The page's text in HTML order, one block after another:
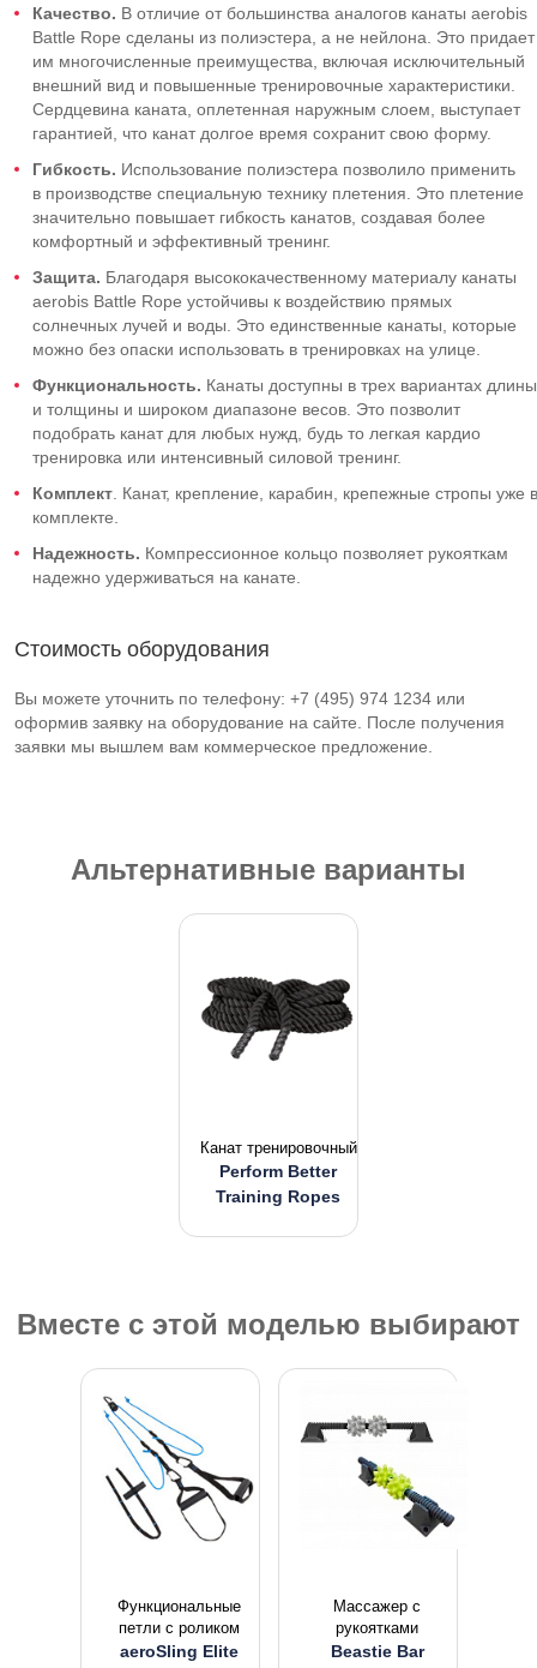
Качество. В отличие от большинства аналогов канаты aerobis
Battle Rope сделаны из полиэстера, а не нейлона. Это придает
им многочисленные преимущества, включая исключительный
внешний вид и повышенные тренировочные характеристики.
Сердцевина каната, оплетенная наружным слоем, выступает
гарантией, что канат долгое время сохранит свою форму.
Гибкость. Использование полиэстера позволило применить
в производстве специальную технику плетения. Это плетение
значительно повышает гибкость канатов, создавая более
комфортный и эффективный тренинг.
Защита. Благодаря высококачественному материалу канаты
aerobis Battle Rope устойчивы к воздействию прямых
солнечных лучей и воды. Это единственные канаты, которые
можно без опаски использовать в тренировках на улице.
Функциональность. Канаты доступны в трех вариантах длины
и толщины и широком диапазоне весов. Это позволит
подобрать канат для любых нужд, будь то легкая кардио
тренировка или интенсивный силовой тренинг.
Комплект . Канат, крепление, карабин, крепежные стропы уже в
комплекте.
Надежность. Компрессионное кольцо позволяет рукояткам
надежно удерживаться на канате.
Стоимость оборудования
Вы можете уточнить по телефону: +7 (495) 974 1234 или
оформив заявку на оборудование на сайте. После получения
заявки мы вышлем вам коммерческое предложение.
Альтернативные варианты
Канат тренировочный
Perform Better
Training Ropes
Вместе с этой моделью выбирают
Функциональные
петли с роликом
aeroSling Elite
Массажер с
рукоятками
Beastie Bar